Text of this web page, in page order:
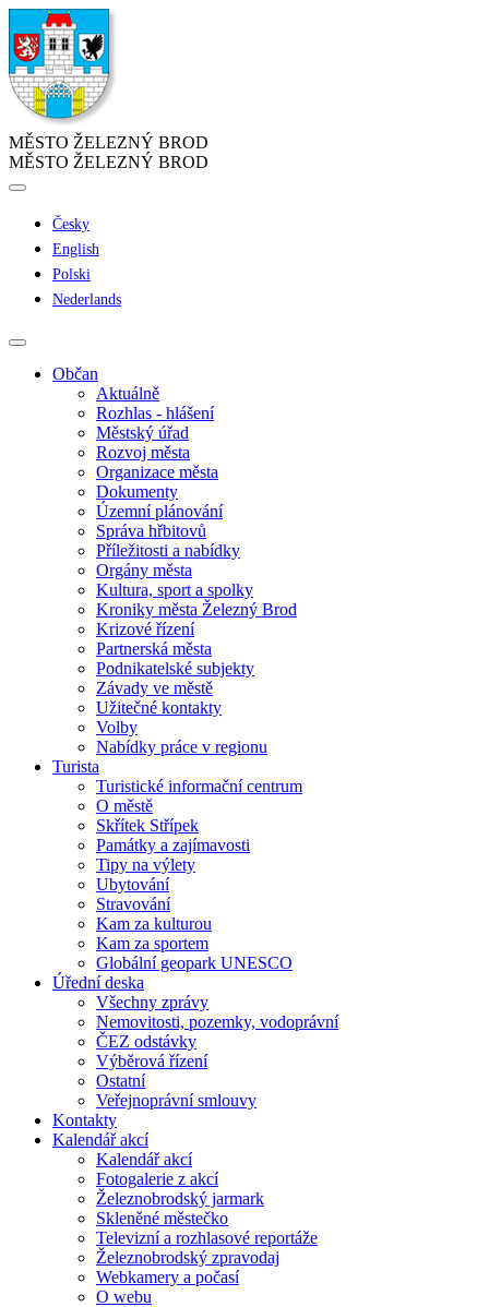
MĚSTO ŽELEZNÝ BROD
MĚSTO ŽELEZNÝ BROD
Česky
English
Polski
Nederlands
Občan
Aktuálně
Rozhlas - hlášení
Městský úřad
Rozvoj města
Organizace města
Dokumenty
Územní plánování
Správa hřbitovů
Příležitosti a nabídky
Orgány města
Kultura, sport a spolky
Kroniky města Železný Brod
Krizové řízení
Partnerská města
Podnikatelské subjekty
Závady ve městě
Užitečné kontakty
Volby
Nabídky práce v regionu
Turista
Turistické informační centrum
O městě
Skřítek Střípek
Památky a zajímavosti
Tipy na výlety
Ubytování
Stravování
Kam za kulturou
Kam za sportem
Globální geopark UNESCO
Úřední deska
Všechny zprávy
Nemovitosti, pozemky, vodoprávní
ČEZ odstávky
Výběrová řízení
Ostatní
Veřejnoprávní smlouvy
Kontakty
Kalendář akcí
Kalendář akcí
Fotogalerie z akcí
Železnobrodský jarmark
Skleněné městečko
Televizní a rozhlasové reportáže
Železnobrodský zpravodaj
Webkamery a počasí
O webu